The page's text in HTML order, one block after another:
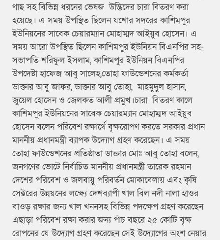
গাছ সহ বিভিন্ন ধরনের ভেষজ উদ্ভিদের চারা বিতরণ করা
হয়েছে। এ সময় উপস্থিত ছিলেন যশোর সদরের কাশিমপুর
ইউনিয়নের সাবেক চেয়ারম্যান মোহাম্মদ আইয়ুব হোসেন। এ
সময় আরো উপস্থিত ছিলেন কাশিমপুর ইউনিয়ন বিএনপির সহ-
সভাপতি শরিফুল ইসলাম, কাশিমপুর ইউনিয়ন বিএনপির
উপদেষ্টা হাফেজ আবু সালেহ,তোহা ফাউন্ডেশনের কর্মকর্তা
ডাক্তার আবু জাফর, ডাক্তার আবু তোহা, মাহমুদুল হাসান,
জুয়েল হোসেন ও জেলকত আলী প্রমুখ।চারা বিতরণ কালে
কাশিমপুর ইউনিয়নের সাবেক চেয়ারম্যান মোহাম্মদ আইয়ুব
হোসেন বলেন পরিবেশ রক্ষার্থে বৃক্ষরোপণ করতে সরকার প্রধান
মাননীয় প্রধানমন্ত্রী ব্যাপক উদ্যোগ গ্রহণ করেছেন। এ সময়
তোহা ফাউন্ডেশনের প্রতিষ্ঠাতা ডাক্তার মোঃ আবু তোহা বলেন,
জনগণের ভোটে নির্বাচিত মাননীয় প্রধানমন্ত্রী তারেক রহমান
দেশের পরিবেশ ও জলবায়ু পরিবর্তন মোকাবেলায় এবং কৃষি
সেক্টরের উন্নয়নের লক্ষ্যে দেশব্যাপী খাল বিল নদী নালা হাওর
বাওড় রক্ষার জন্য খাল খননসহ বিভিন্ন পদক্ষেপ গ্রহণ করেছেন
এছাড়া পরিবেশ রক্ষা করার জন্য পাঁচ বছরে ২৫ কোটি বৃক্ষ
রোপনের যে উদ্যোগ গ্রহণ করেছেন সেই উদ্যোগের অংশ নেয়ার